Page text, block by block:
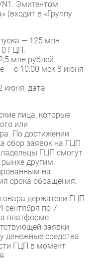
Эмитентом
(входит в «Группу
— 125 млн
ГЦП.
млн рублей.
— с 10:00 мск 8 июня
июня, дата
лица, которые
или
По достижении
сбор заявок на ГЦП
ГЦП смогут
другим
на
срока обращения.
держатели ГЦП
сентября по 7
платформе
заявки
денежные средства
ГЦП в момент